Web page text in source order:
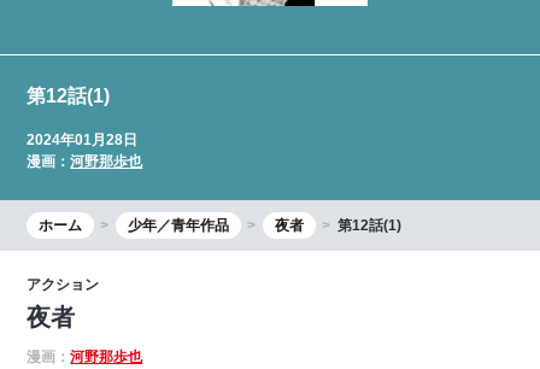
第12話(1)
2024年01月28日
漫画：河野那歩也
ホーム 少年／青年作品 夜者 第12話(1)
アクション
夜者
漫画：河野那歩也